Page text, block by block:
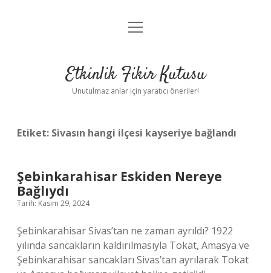
Anasayfa
Yasal Uyarı
menüyü
Etkinlik Fikir Kutusu
Unutulmaz anlar için yaratıcı öneriler!
Etiket: Sivasın hangi ilçesi kayseriye bağlandı
Şebinkarahisar Eskiden Nereye
Bağlıydı
Tarih: Kasım 29, 2024
Şebinkarahisar Sivas’tan ne zaman ayrıldı? 1922
yılında sancakların kaldırılmasıyla Tokat, Amasya ve
Şebinkarahisar sancakları Sivas’tan ayrılarak Tokat